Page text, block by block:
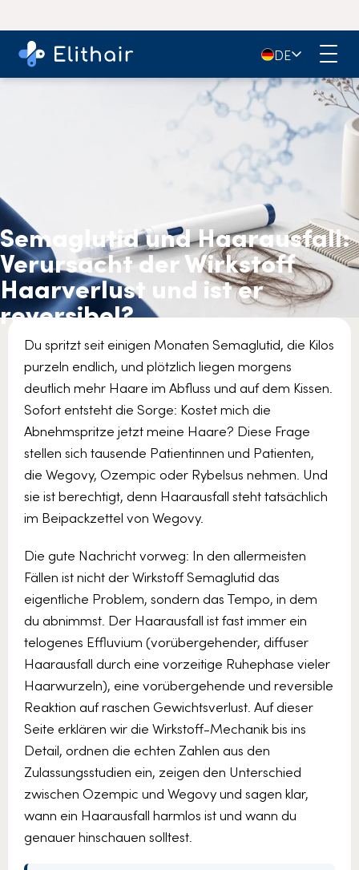
🇩🇪DE
Semaglutid und Haarausfall:
Verursacht der Wirkstoff
Haarverlust und ist er
reversibel?
Du spritzt seit einigen Monaten Semaglutid, die Kilos
purzeln endlich, und plötzlich liegen morgens
deutlich mehr Haare im Abfluss und auf dem Kissen.
Sofort entsteht die Sorge: Kostet mich die
Abnehmspritze jetzt meine Haare? Diese Frage
stellen sich tausende Patientinnen und Patienten,
die Wegovy, Ozempic oder Rybelsus nehmen. Und
sie ist berechtigt, denn Haarausfall steht tatsächlich
im Beipackzettel von Wegovy.
Die gute Nachricht vorweg: In den allermeisten
Fällen ist nicht der Wirkstoff Semaglutid das
eigentliche Problem, sondern das Tempo, in dem
du abnimmst. Der Haarausfall ist fast immer ein
telogenes Effluvium (vorübergehender, diffuser
Haarausfall durch eine vorzeitige Ruhephase vieler
Haarwurzeln), eine vorübergehende und reversible
Reaktion auf raschen Gewichtsverlust. Auf dieser
Seite erklären wir die Wirkstoff-Mechanik bis ins
Detail, ordnen die echten Zahlen aus den
Zulassungsstudien ein, zeigen den Unterschied
zwischen Ozempic und Wegovy und sagen klar,
wann ein Haarausfall harmlos ist und wann du
genauer hinschauen solltest.